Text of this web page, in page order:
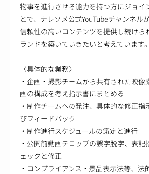
物事を進行させる能力を持つ方にジョイ
とで、ナレソメ公式YouTubeチャンネル
信頼性の高いコンテンツを提供し続けら
ランドを築いていきたいと考えています。
〈具体的な業務〉
・企画・撮影チームから共有された映像
画の構成を考え指示書にまとめる
・制作チームへの発注、具体的な修正指
びフィードバック
・制作進行スケジュールの策定と進行
・公開前動画テロップの誤字脱字、表記
ェックと修正
・コンプライアンス・景品表示法等、法